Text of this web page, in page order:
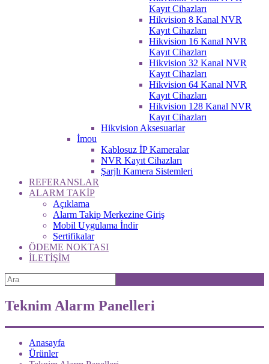
Kayıt Cihazları
Hikvision 8 Kanal NVR
Kayıt Cihazları
Hikvision 16 Kanal NVR
Kayıt Cihazları
Hikvision 32 Kanal NVR
Kayıt Cihazları
Hikvision 64 Kanal NVR
Kayıt Cihazları
Hikvision 128 Kanal NVR
Kayıt Cihazları
Hikvision Aksesuarlar
İmou
Kablosuz İP Kameralar
NVR Kayıt Cihazları
Şarjlı Kamera Sistemleri
REFERANSLAR
ALARM TAKİP
Açıklama
Alarm Takip Merkezine Giriş
Mobil Uygulama İndir
Sertifikalar
ÖDEME NOKTASI
İLETİŞİM
Teknim Alarm Panelleri
Anasayfa
Ürünler